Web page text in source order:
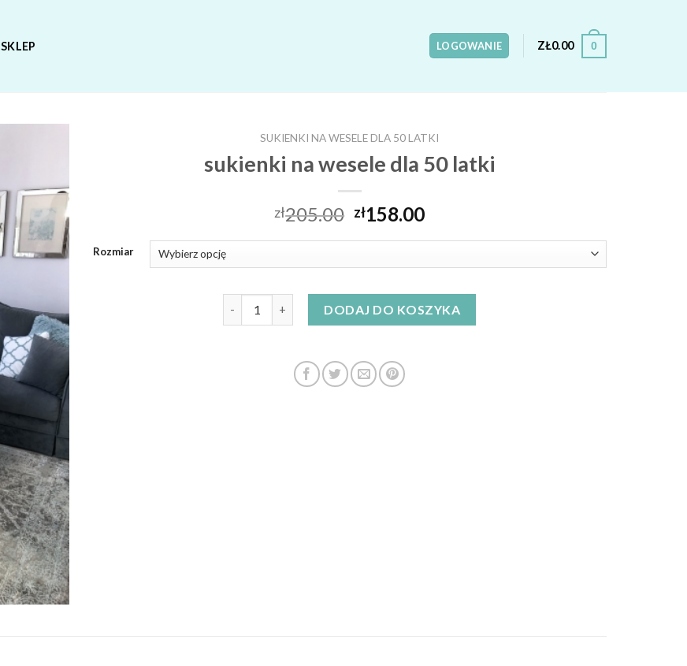
SKLEP LOGOWANIE ZŁ0.00 0
SUKIENKI NA WESELE DLA 50 LATKI
sukienki na wesele dla 50 latki
zł205.00 zł158.00
Rozmiar
DODAJ DO KOSZYKA